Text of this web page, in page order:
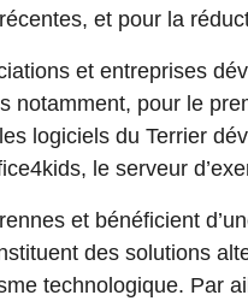
et pour la
et entreprises
notamment, pour le
logiciels du Terrier
le serveur
et bénéficient
des solutions
technologique. Par